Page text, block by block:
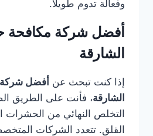
وفعالة تدوم طويلًا.
أفضل شركة
الشارقة
إذا كنت تبحث عن أفضل
الشارقة، فأنت على الطريق
التخلص النهائي من الحشرات
القلق. تتعدد الشركات